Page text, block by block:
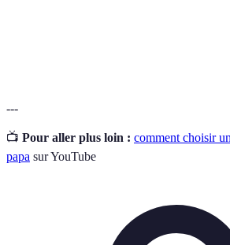
---
📺 Pour aller plus loin : comment choisir
papa sur YouTube